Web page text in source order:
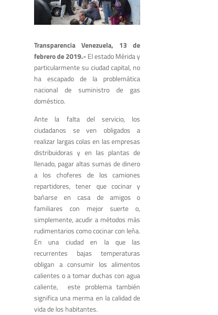
Transparencia Venezuela, 13 de
febrero de 2019.- El estado Mérida y
particularmente su ciudad capital, no
ha escapado de la problemática
nacional de suministro de gas
doméstico.
Ante la falta del servicio, los
ciudadanos se ven obligados a
realizar largas colas en las empresas
distribuidoras y en las plantas de
llenado, pagar altas sumas de dinero
a los choferes de los camiones
repartidores, tener que cocinar y
bañarse en casa de amigos o
familiares con mejor suerte o,
simplemente, acudir a métodos más
rudimentarios como cocinar con leña.
En una ciudad en la que las
recurrentes bajas temperaturas
obligan a consumir los alimentos
calientes o a tomar duchas con agua
caliente, este problema también
significa una merma en la calidad de
vida de los habitantes.